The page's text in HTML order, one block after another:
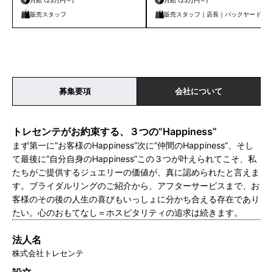
販売スタッフ
潟県｜石川県｜静岡県｜愛知県｜京都
府｜大阪府｜兵庫県｜岡山県｜広島県
販売スタッフ｜店長｜バックヤード｜
管理・事務
募集要項 会社について
トレセンテがお約束する、３つの”Happiness”
まず第一に”お客様のHappiness”次に”仲間のHappiness”、そし
て最後に”自分自身のHappiness”この３つが叶えられてこそ、私
たちがご提供するジュエリーの価値が、真に認められたと言えま
す。ブライダルリングのご紹介から、アフターサービスまで、お
客様のその後の人生の喜びもいっしょに分かち合える存在であり
たい。心のおもてなし＝ホスピタリティの追求は続きます。
法人名
株式会社トレセンテ